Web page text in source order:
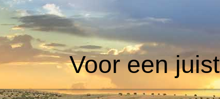
Voor een